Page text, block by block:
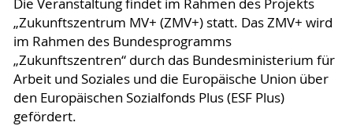
Die Veranstaltung findet im Rahmen des Projekts
„Zukunftszentrum MV+ (ZMV+) statt. Das ZMV+ wird
im Rahmen des Bundesprogramms
„Zukunftszentren“ durch das Bundesministerium für
Arbeit und Soziales und die Europäische Union über
den Europäischen Sozialfonds Plus (ESF Plus)
gefördert.